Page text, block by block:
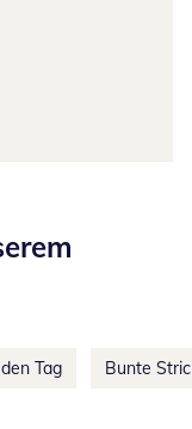
Tag Bunte